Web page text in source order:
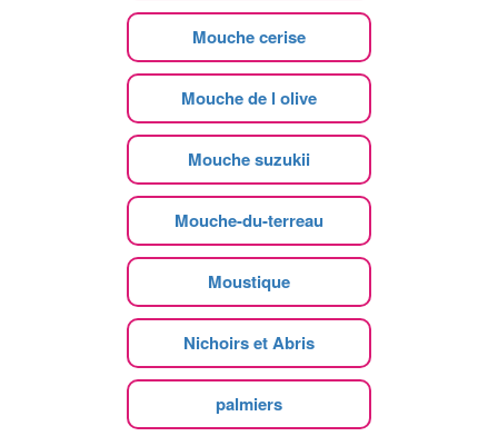
Mouche cerise
Mouche de l olive
Mouche suzukii
Mouche-du-terreau
Moustique
Nichoirs et Abris
palmiers